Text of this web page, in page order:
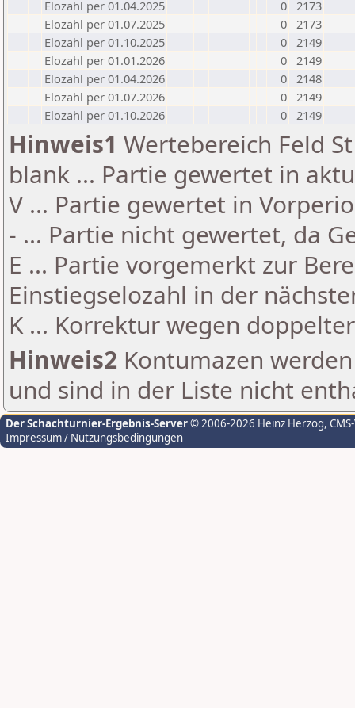
Elozahl per 01.04.2025
0 2173
Elozahl per 01.07.2025
0 2173
Elozahl per 01.10.2025
0 2149
Elozahl per 01.01.2026
0 2149
Elozahl per 01.04.2026
0 2148
Elozahl per 01.07.2026
0 2149
Elozahl per 01.10.2026
0 2149
Hinweis1 Wertebereich Feld
blank ... Partie gewertet in
V ... Partie gewertet in
- ... Partie nicht gewertet, da
E ... Partie vorgemerkt zur
Einstiegselozahl in der
K ... Korrektur wegen
Hinweis2 Kontumazen
und sind in der Liste nicht
Der Schachturnier-Ergebnis-Server© 2006-2026 Heinz Herzog,
Impressum / Nutzungsbedingungen